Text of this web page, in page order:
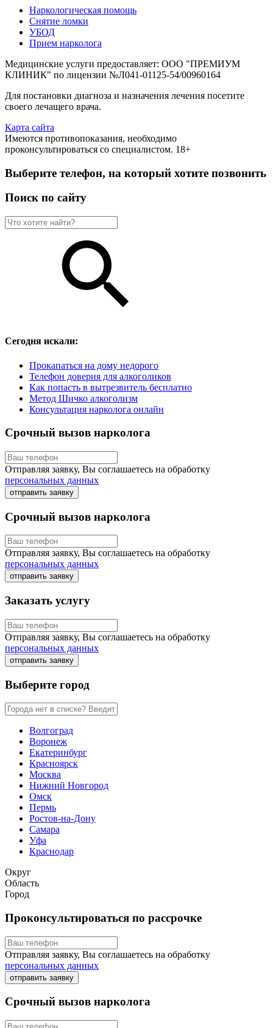
Наркологическая помощь
Снятие ломки
УБОД
Прием нарколога
Медицинские услуги предоставляет: ООО "ПРЕМИУМ
КЛИНИК" по лицензии №Л041-01125-54/00960164
Для постановки диагноза и назначения лечения посетите
своего лечащего врача.
Карта сайта
Имеются противопоказания, необходимо
проконсультироваться со специалистом. 18+
Выберите телефон, на который хотите позвонить
Поиск по сайту
Сегодня искали:
Прокапаться на дому недорого
Телефон доверия для алкоголиков
Как попасть в вытрезвитель бесплатно
Метод Шичко алкоголизм
Консультация нарколога онлайн
Срочный вызов нарколога
Отправляя заявку, Вы соглашаетесь на обработку
персональных данных
отправить заявку
Срочный вызов нарколога
Отправляя заявку, Вы соглашаетесь на обработку
персональных данных
отправить заявку
Заказать услугу
Отправляя заявку, Вы соглашаетесь на обработку
персональных данных
отправить заявку
Выберите город
Волгоград
Воронеж
Екатеринбург
Красноярск
Москва
Нижний Новгород
Омск
Пермь
Ростов-на-Дону
Самара
Уфа
Краснодар
Округ
Область
Город
Проконсультироваться по рассрочке
Отправляя заявку, Вы соглашаетесь на обработку
персональных данных
отправить заявку
Срочный вызов нарколога